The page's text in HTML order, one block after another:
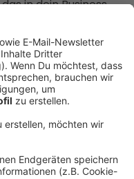
in dein Business
logische Folge?
natürlich bei mir
der.
Beratung bei mir
wird, ja
uns äh und hat
Also das liegt
Logik.
mitdenken kannst,